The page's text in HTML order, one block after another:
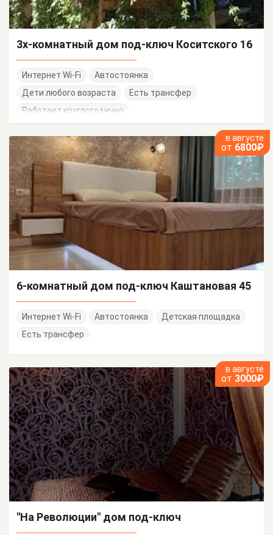
3х-комнатный дом под-ключ Коситского 16
Интернет Wi-Fi
Автостоянка
Дети любого возраста
Есть трансфер
Работает круглогодично
в августе
от 6800₽
6-комнатный дом под-ключ Каштановая 45
Интернет Wi-Fi Автостоянка
Детская площадка
Есть трансфер
в августе
от 3000₽
"На Революции" дом под-ключ